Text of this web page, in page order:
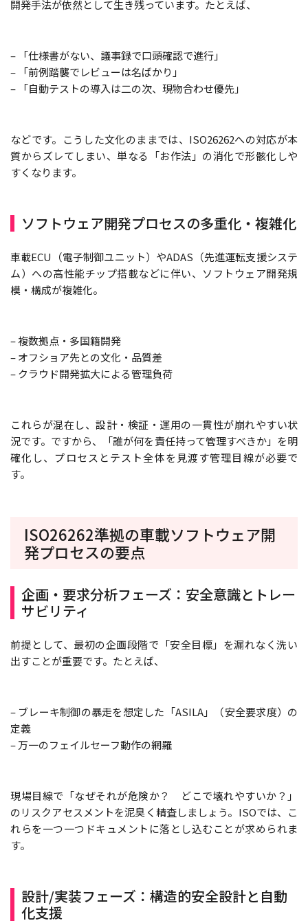
開発手法が依然として生き残っています。たとえば、
– 「仕様書がない、議事録で口頭確認で進行」
– 「前例踏襲でレビューは名ばかり」
– 「自動テストの導入は二の次、現物合わせ優先」
などです。こうした文化のままでは、ISO26262への対応が本
質からズレてしまい、単なる「お作法」の消化で形骸化しや
すくなります。
ソフトウェア開発プロセスの多重化・複雑化
車載ECU（電子制御ユニット）やADAS（先進運転支援システ
ム）への高性能チップ搭載などに伴い、ソフトウェア開発規
模・構成が複雑化。
– 複数拠点・多国籍開発
– オフショア先との文化・品質差
– クラウド開発拡大による管理負荷
これらが混在し、設計・検証・運用の一貫性が崩れやすい状
況です。ですから、「誰が何を責任持って管理すべきか」を明
確化し、プロセスとテスト全体を見渡す管理目線が必要で
す。
ISO26262準拠の車載ソフトウェア開
発プロセスの要点
企画・要求分析フェーズ：安全意識とトレー
サビリティ
前提として、最初の企画段階で「安全目標」を漏れなく洗い
出すことが重要です。たとえば、
– ブレーキ制御の暴走を想定した「ASILA」（安全要求度）の
定義
– 万一のフェイルセーフ動作の網羅
現場目線で「なぜそれが危険か？ どこで壊れやすいか？」
のリスクアセスメントを泥臭く精査しましょう。ISOでは、こ
れらを一つ一つドキュメントに落とし込むことが求められま
す。
設計/実装フェーズ：構造的安全設計と自動
化支援